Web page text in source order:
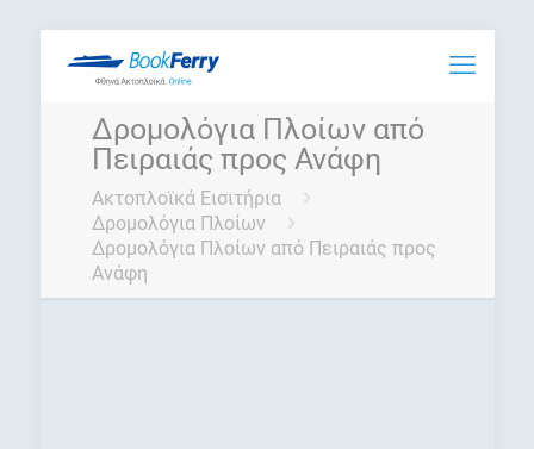
Δρομολόγια Πλοίων από
Πειραιάς προς Ανάφη
Ακτοπλοϊκά Εισιτήρια
Δρομολόγια Πλοίων
Δρομολόγια Πλοίων από Πειραιάς προς
Ανάφη